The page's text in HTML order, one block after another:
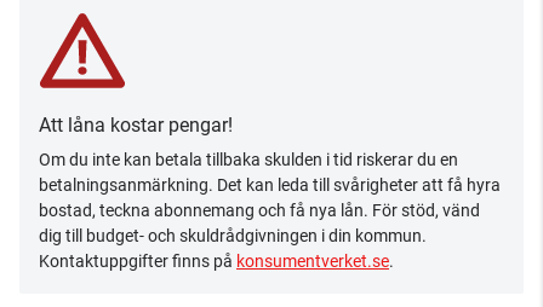
Att låna kostar pengar!
Om du inte kan betala tillbaka skulden i tid riskerar du en
betalningsanmärkning. Det kan leda till svårigheter att få hyra
bostad, teckna abonnemang och få nya lån. För stöd, vänd
dig till budget- och skuldrådgivningen i din kommun.
Kontaktuppgifter finns på konsumentverket.se.